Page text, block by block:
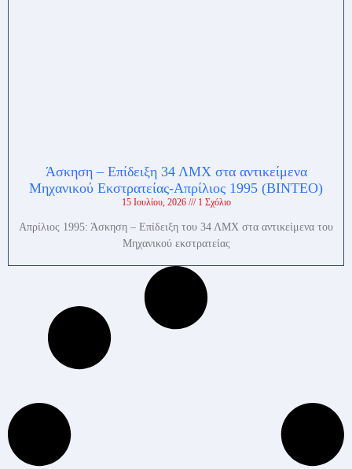
Άσκηση – Επίδειξη 34 ΛΜΧ στα αντικείμενα
Μηχανικού Εκστρατείας-Απρίλιος 1995 (ΒΙΝΤΕΟ)
15 Ιουλίου, 2026 1 Σχόλιο
Απρίλιος 1995: Άσκηση – Επίδειξη του 34 ΛΜΧ στα αντικείμενα του
Μηχανικού εκστρατείας